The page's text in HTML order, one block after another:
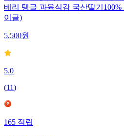
베리 탱글 과육식감 국산딸기
이글)
5,500원
5.0
(11)
165적립